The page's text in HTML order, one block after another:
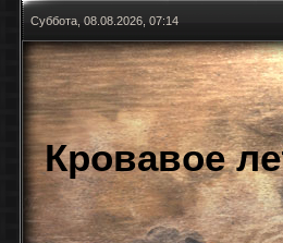
Суббота, 08.08.2026, 07:14
Кровавое